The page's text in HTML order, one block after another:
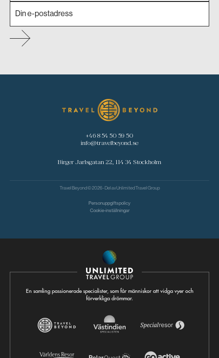
+46 8 54 50 59 50
info@travelbeyond.se
Birger Jarlsgatan 22, 114 34 Stockholm
Travel Beyond © 2026 - Del avUnlimited Travel Group
Personuppgiftspolicy
Cookie-inställningar
En samling passionerade specialister, som får människor att vidga vyer och
förverkliga drömmar.